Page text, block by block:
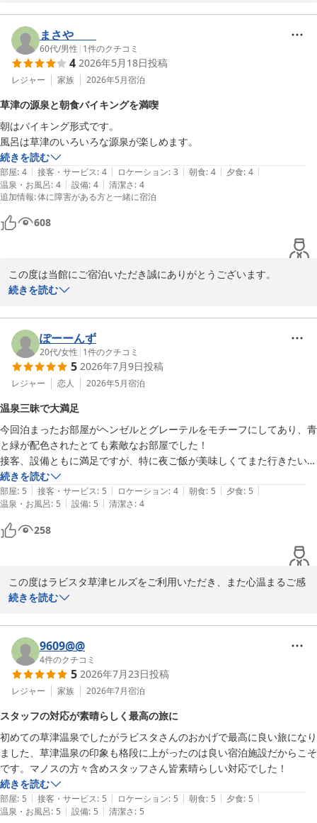
お寄せいただいた温かいお言葉を励みに、これからもよりご満足い
ただけるご滞在をご提供できますよう、スタッフ一同努めてまいり
ます。
再びお客様をお迎えできます日を、心よりお待ち申し上げておりま
す。
ラビスタ草津ヒルズ　フロント　堂坂
ラビスタ草津ヒルズ（共立リゾート）
2026-07-19
まさや
60代/男性 | 1件のクチコミ
4 2026年5月18日投稿
レジャー 家族 2026年5月宿泊
草津の源泉と朝食バイキングを満喫
朝はバイキング形式です。
風呂は草津のいろいろな源泉が楽しめます。
続きを読む
部屋: 4 | 接客・サービス: 4 | ロケーション: 3 | 朝食: 4 | 夕食: 4 |
温泉・お風呂: 4 | 設備: 4 | 清潔さ: 4
追加情報:体に障害がある方と一緒に宿泊
608
この度は当館にご宿泊いただき誠にありがとうございます。
朝食バイキングや草津の多様な源泉をお楽しみいただけたとのこ
今後も泉質の維持とサービスの向上に努め、より快適にお過ごしい
ただけるよう精進してまいります。
またのご来館を心よりお待ちいたしております。
ラビスタ草津ヒルズ　フロントマネージャー　中里
ラビスタ草津ヒルズ（共立リゾート）
2026-05-21
続きを読む
ぽーーんず
20代/女性 | 1件のクチコミ
5 2026年7月9日投稿
レジャー 恋人 2026年5月宿泊
温泉三昧で大満足
今回泊まったお部屋がヘンゼルとグレーテルをモチーフにしてあり、青
と緑が配色されたとても素敵なお部屋でした！
接客、設備ともに満足ですが、特に夜ご飯が美味しくてまた行きたいな
と思いました。コース料理で一品一品が美味でとってもお腹いっぱいに
なりました。温泉が大好きなので大浴場、部屋のお風呂、貸切露天風呂
も入れて大変良かったです。熱海にもあるみたいなのでそちらも気にな
ってます。また草津に行く際はこのホテルに行きたいと思います。
続きを読む
部屋: 5 | 接客・サービス: 5 | ロケーション: 4 | 朝食: 5 | 夕食: 5 |
温泉・お風呂: 5 | 設備: 5 | 清潔さ: 4
258
この度はラビスタ草津ヒルズをご利用いただき、また心温まるご感
想をお寄せいただきまして誠にありがとうございます。
変嬉しく拝読いたしました。
また、お食事につきましてもお客様のご期待に添えるお料理を提供
出来ました事、大変光栄に存じます。
当館自慢の眺望浴場と様々な温泉もお楽しみいただき、何よりでご
ざいます。
がとうございます。
それぞれ異なる魅力がございますので、ぜひ機会がございましたら
お楽しみいただければ幸いです。
お客様に再びお会いできます日を、スタッフ一同心よりお待ちいた
しております。
ラビスタ草津ヒルズ　フロント　堂坂
続きを読む
9609@@
4件のクチコミ
5 2026年7月23日投稿
レジャー 家族 2026年7月宿泊
スタッフの対応が素晴らしく最高の旅に
初めての草津温泉でしたがラビスタさんのおかげで最高に良い旅になり
ました、草津温泉の印象も格段に上がったのは良い宿泊施設だからこそ
です。マノスの方々含めスタッフさん皆素晴らしい対応でした！
続きを読む
部屋: 5 | 接客・サービス: 5 | ロケーション: 5 | 朝食: 5 | 夕食: 5 |
温泉・お風呂: 5 | 設備: 5 | 清潔さ: 5